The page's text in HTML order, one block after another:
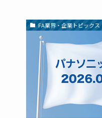
FA業界・企業トピックス